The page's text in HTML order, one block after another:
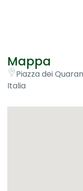
Mappa
Piazza dei
Italia